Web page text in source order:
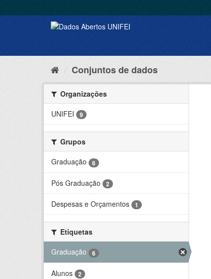
Conjuntos de dados
Organizações
UNIFEI
9
Grupos
Graduação
6
Pós Graduação 2
Despesas e Orçamentos 1
Etiquetas
Graduação
6
Alunos 2